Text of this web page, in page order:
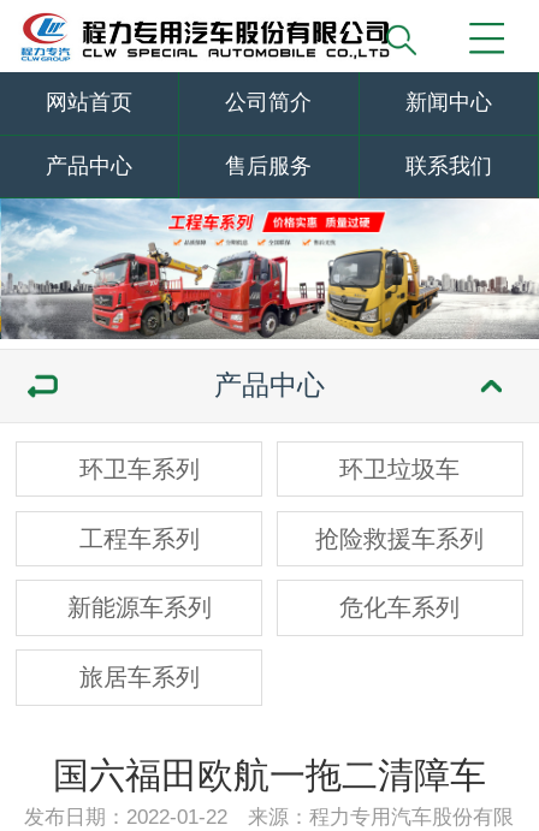
网站首页 公司简介 新闻中心
产品中心 售后服务 联系我们
产品中心
环卫车系列 环卫垃圾车
工程车系列 抢险救援车系列
新能源车系列 危化车系列
旅居车系列
国六福田欧航一拖二清障车
发布日期：2022-01-22 来源：程力专用汽车股份有限